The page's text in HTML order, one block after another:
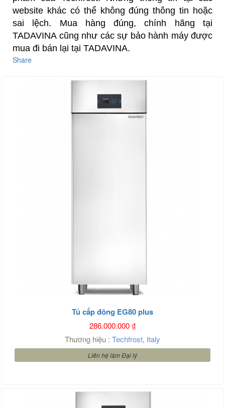
website khác có thể không đúng thông tin hoặc
sai lệch. Mua hàng đúng, chính hãng tại
TADAVINA cũng như các sự bảo hành máy được
mua đi bán lại tại TADAVINA.
Share
Tủ cấp đông EG80 plus
286.000.000₫
Thương hiệu : Techfrost, Italy
Liên hệ làm Đại lý